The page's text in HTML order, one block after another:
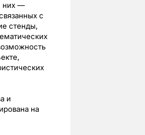
них —
с
стенды,
и
на